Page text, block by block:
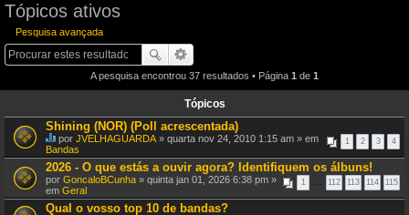
Tópicos ativos
Pesquisa avançada
A pesquisa encontrou 37 resultados • Página 1 de 1
Tópicos
Shining (NOR) (Poll acrescentada)
1 2 3 4
E
s
t
e
T
ó
p
por JVELHAGUARDA » quarta nov 24, 2010 1:15 am » em
Bandas
2026 - O que estás a ouvir agora? Identifiquem os álbuns!
1 112 113 114 115
por GoncaloBCunha » quinta jan 01, 2026 6:38 pm »
em Geral
Qual o vosso top 10 de bandas?